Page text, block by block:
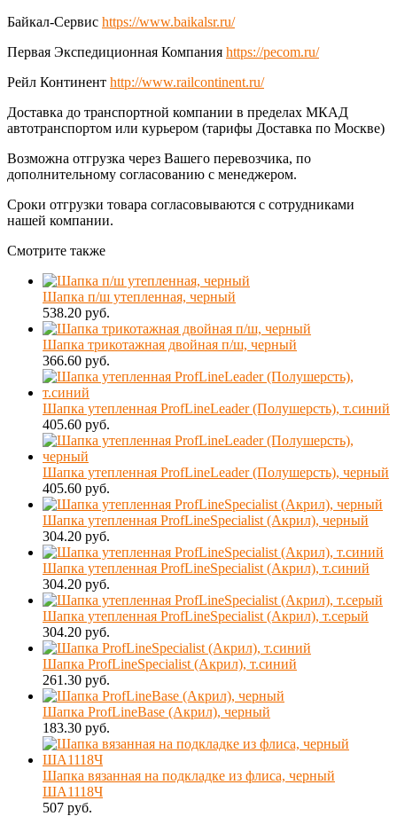
Байкал-Сервис https://www.baikalsr.ru/
Первая Экспедиционная Компания https://pecom.ru/
Рейл Континент http://www.railcontinent.ru/
Доставка до транспортной компании в пределах МКАД
автотранспортом или курьером (тарифы Доставка по Москве)
Возможна отгрузка через Вашего перевозчика, по
дополнительному согласованию с менеджером.
Сроки отгрузки товара согласовываются с сотрудниками
нашей компании.
Смотрите также
Шапка п/ш утепленная, черный
538.20 руб.
Шапка трикотажная двойная п/ш, черный
366.60 руб.
Шапка утепленная ProfLineLeader (Полушерсть), т.синий
405.60 руб.
Шапка утепленная ProfLineLeader (Полушерсть), черный
405.60 руб.
Шапка утепленная ProfLineSpecialist (Акрил), черный
304.20 руб.
Шапка утепленная ProfLineSpecialist (Акрил), т.синий
304.20 руб.
Шапка утепленная ProfLineSpecialist (Акрил), т.серый
304.20 руб.
Шапка ProfLineSpecialist (Акрил), т.синий
261.30 руб.
Шапка ProfLineBase (Акрил), черный
183.30 руб.
Шапка вязанная на подкладке из флиса, черный
ША1118Ч
507 руб.